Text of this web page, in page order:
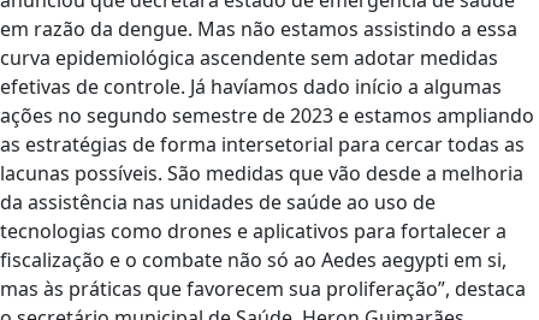
em razão da dengue. Mas não estamos assistindo a essa
curva epidemiológica ascendente sem adotar medidas
efetivas de controle. Já havíamos dado início a algumas
ações no segundo semestre de 2023 e estamos ampliando
as estratégias de forma intersetorial para cercar todas as
lacunas possíveis. São medidas que vão desde a melhoria
da assistência nas unidades de saúde ao uso de
tecnologias como drones e aplicativos para fortalecer a
fiscalização e o combate não só ao Aedes aegypti em si,
mas às práticas que favorecem sua proliferação”, destaca